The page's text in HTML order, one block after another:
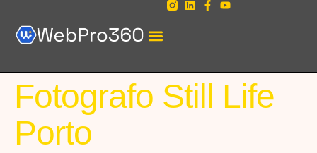
Fotografo Still Life
Porto